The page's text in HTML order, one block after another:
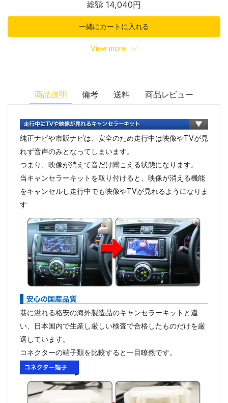
総額: 14,040円
一緒にカートに入れる
View more
商品説明 備考 送料 商品レビュー
純正ナビや市販ナビは、安全のため走行中は映像やTVが見
れず音声のみとなってしまいます。
つまり、映像が消えて音だけ聞こえる状態になります。
当キャンセラーキットを取り付けると、映像が消える機能
をキャンセルし走行中でも映像やTVが見れるようになりま
す
巷に溢れる格安の海外製造品のキャンセラーキットと違
い、日本国内で生産し厳しい検査で合格したものだけを厳
選しています。
コネクターの端子類を比較すると一目瞭然です。